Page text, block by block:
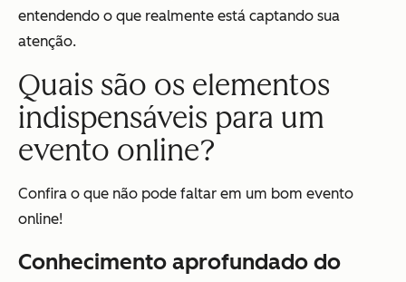
entendendo o que realmente está captando sua
atenção.
Quais são os elementos
indispensáveis para um
evento online?
Confira o que não pode faltar em um bom evento
online!
Conhecimento aprofundado do